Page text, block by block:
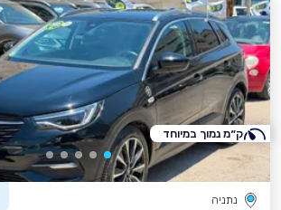
נתניה
ק״מ נמוך במיוחד